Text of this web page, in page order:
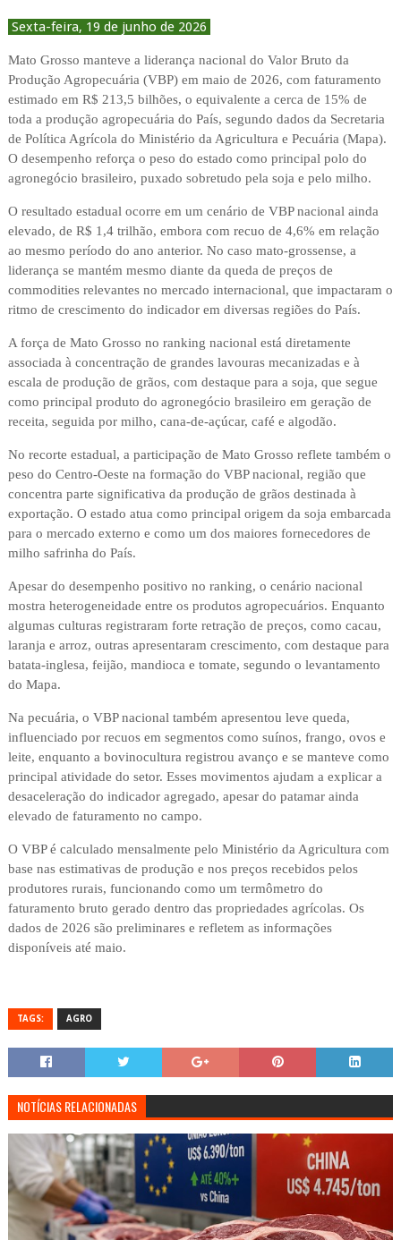
Sexta-feira, 19 de junho de 2026
Mato Grosso manteve a liderança nacional do Valor Bruto da
Produção Agropecuária (VBP) em maio de 2026, com faturamento
estimado em R$ 213,5 bilhões, o equivalente a cerca de 15% de
toda a produção agropecuária do País, segundo dados da Secretaria
de Política Agrícola do Ministério da Agricultura e Pecuária (Mapa).
O desempenho reforça o peso do estado como principal polo do
agronegócio brasileiro, puxado sobretudo pela soja e pelo milho.
O resultado estadual ocorre em um cenário de VBP nacional ainda
elevado, de R$ 1,4 trilhão, embora com recuo de 4,6% em relação
ao mesmo período do ano anterior. No caso mato-grossense, a
liderança se mantém mesmo diante da queda de preços de
commodities relevantes no mercado internacional, que impactaram o
ritmo de crescimento do indicador em diversas regiões do País.
A força de Mato Grosso no ranking nacional está diretamente
associada à concentração de grandes lavouras mecanizadas e à
escala de produção de grãos, com destaque para a soja, que segue
como principal produto do agronegócio brasileiro em geração de
receita, seguida por milho, cana-de-açúcar, café e algodão.
No recorte estadual, a participação de Mato Grosso reflete também o
peso do Centro-Oeste na formação do VBP nacional, região que
concentra parte significativa da produção de grãos destinada à
exportação. O estado atua como principal origem da soja embarcada
para o mercado externo e como um dos maiores fornecedores de
milho safrinha do País.
Apesar do desempenho positivo no ranking, o cenário nacional
mostra heterogeneidade entre os produtos agropecuários. Enquanto
algumas culturas registraram forte retração de preços, como cacau,
laranja e arroz, outras apresentaram crescimento, com destaque para
batata-inglesa, feijão, mandioca e tomate, segundo o levantamento
do Mapa.
Na pecuária, o VBP nacional também apresentou leve queda,
influenciado por recuos em segmentos como suínos, frango, ovos e
leite, enquanto a bovinocultura registrou avanço e se manteve como
principal atividade do setor. Esses movimentos ajudam a explicar a
desaceleração do indicador agregado, apesar do patamar ainda
elevado de faturamento no campo.
O VBP é calculado mensalmente pelo Ministério da Agricultura com
base nas estimativas de produção e nos preços recebidos pelos
produtores rurais, funcionando como um termômetro do
faturamento bruto gerado dentro das propriedades agrícolas. Os
dados de 2026 são preliminares e refletem as informações
disponíveis até maio.
TAGS: AGRO
NOTÍCIAS RELACIONADAS